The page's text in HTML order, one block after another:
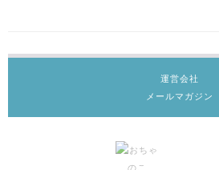
運営会社
メールマガジン